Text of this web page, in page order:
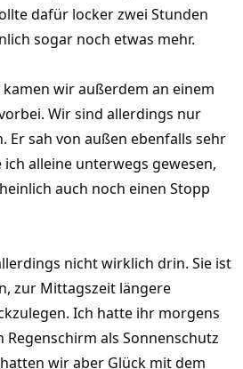
dafür locker zwei Stunden
sogar noch etwas mehr.
wir außerdem an einem
Wir sind allerdings nur
Er sah von außen ebenfalls sehr
alleine unterwegs gewesen,
auch noch einen Stopp
nicht wirklich drin. Sie ist
zur Mittagszeit längere
Ich hatte ihr morgens
als Sonnenschutz
wir aber Glück mit dem